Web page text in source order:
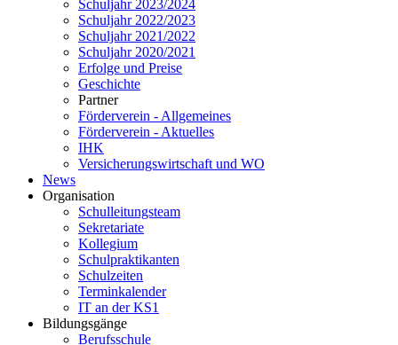
Schuljahr 2023/2024
Schuljahr 2022/2023
Schuljahr 2021/2022
Schuljahr 2020/2021
Erfolge und Preise
Geschichte
Partner
Förderverein - Allgemeines
Förderverein - Aktuelles
IHK
Versicherungswirtschaft und WO
News
Organisation
Schulleitungsteam
Sekretariate
Kollegium
Schulpraktikanten
Schulzeiten
Terminkalender
IT an der KS1
Bildungsgänge
Berufsschule